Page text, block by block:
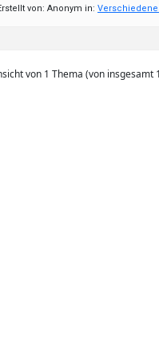
von: Anonym in:
von 1 Thema (von insgesamt